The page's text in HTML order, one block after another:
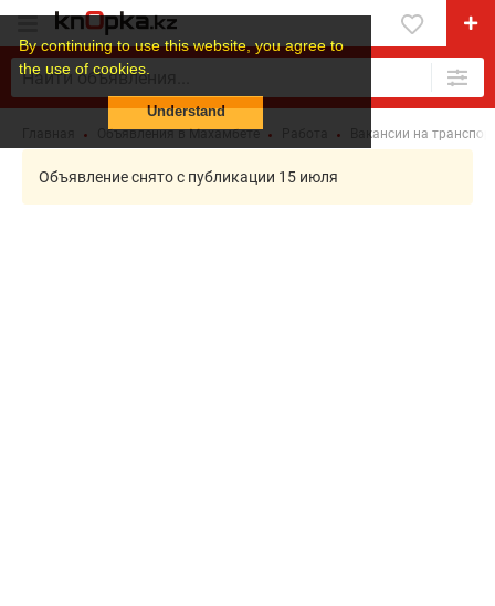
By continuing to use this website, you agree to
the use of cookies.
Understand
Объявления в Махамбете Вакансии на
Объявление снято с публикации 15 июля